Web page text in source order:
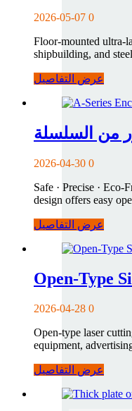
2026-05-07 0
Floor-mounted ultra-
shipbuilding, and
عرض التفاصيل
2026-04-30 0
Safe · Precise ·
design offers easy
عرض التفاصيل
Open-Type
2026-04-28 0
Open-type laser
equipment,
عرض التفاصيل